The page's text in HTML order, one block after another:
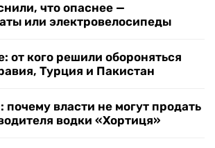
что опаснее —
или электровелосипеды
от кого решили обороняться
Турция и Пакистан
почему власти не могут продать
водки «Хортиця»